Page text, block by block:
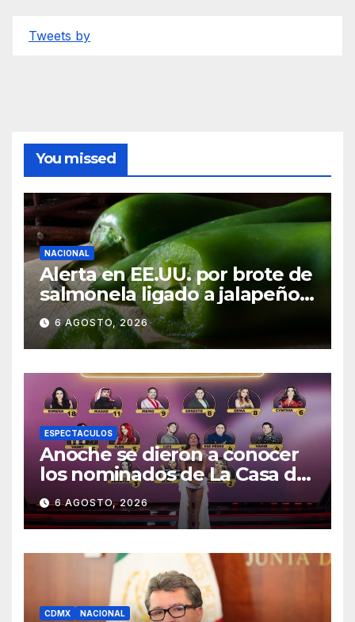
Tweets by
You missed
NACIONAL
Alerta en EE.UU. por brote de
salmonela ligado a jalapeños
mexicanos; reportan 345
casos
6 AGOSTO, 2026
ESPECTACULOS
Anoche se dieron a conocer
los nominados de La Casa de
los Famosos México 2026 en
la segunda semana
6 AGOSTO, 2026
CDMX NACIONAL